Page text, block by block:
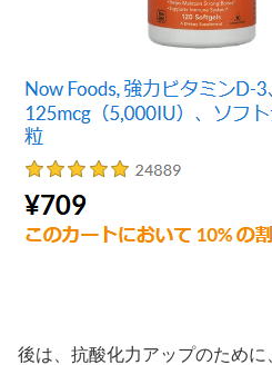
後は、抗酸化力アップのため